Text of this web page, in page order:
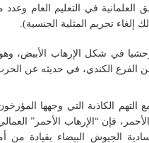
العلمانية في التعليم العام وعدد
إلغاء تجريم المثلية الجنسية).
في شكل الإرهاب الأبيض،
الفرع الكندي، في حديثه عن الحرب
الكاذبة التي وجهها
فإن “الإرهاب الأحمر”
الجيوش البيضاء بقيادة من